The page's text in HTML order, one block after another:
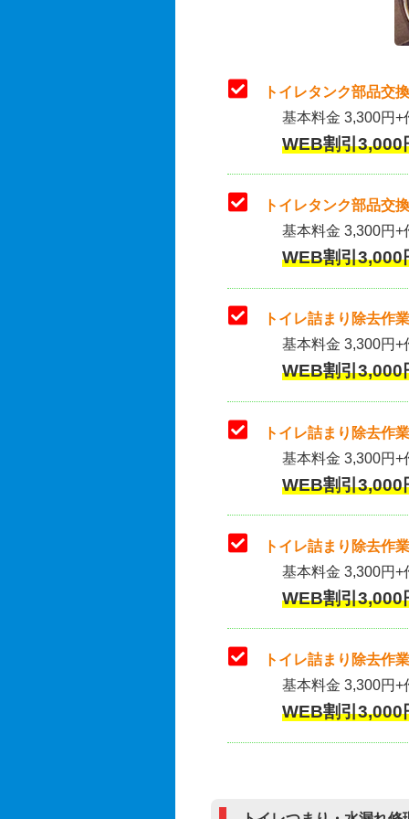
トイレタンク部品交
基本料金 3,300円
WEB割引
トイレタンク部品交
基本料金 3,300円+
WEB割引
トイレ詰まり除去作
基本料金 3,300円+
WEB割引
トイレ詰まり除去作
基本料金 3,300円+
WEB割引
トイレ詰まり除去
基本料金 3,300円+
WEB割引
トイレ詰まり除去作
基本料金 3,300円+
WEB割引